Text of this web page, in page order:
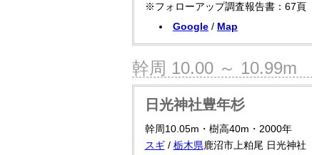
※フォローアップ調査報告書：67頁
Google/ Map
幹周 10.00 ～ 10.99m
日光神社豊年杉
幹周10.05m・樹高40m・2000年
スギ/ 栃木県鹿沼市上粕尾 日光神社